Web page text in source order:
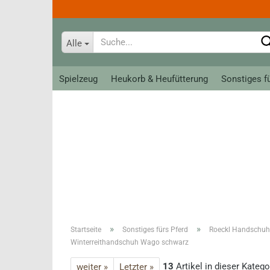
Alle
Spielzeug Heukorb & Heufütterung Sonstiges
Roeckl
Roeckl
Startseite » Sonstiges fürs Pferd » Roeckl
Winterreithandschuh Wago schwarz
weiter » Letzter » 13 Artikel in dieser